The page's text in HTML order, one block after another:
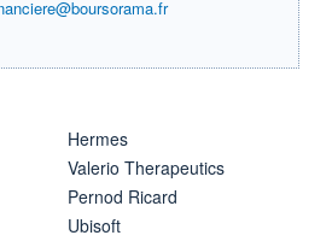
Hermes
Valerio Therapeutics
Pernod Ricard
Ubisoft